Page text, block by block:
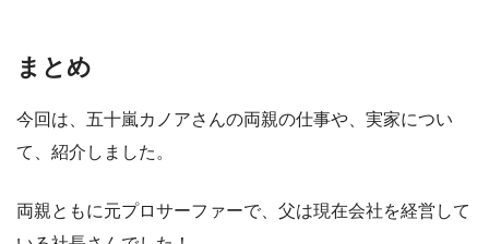
まとめ
今回は、五十嵐カノアさんの両親の仕事や、実家につい
て、紹介しました。
両親ともに元プロサーファーで、父は現在会社を経営して